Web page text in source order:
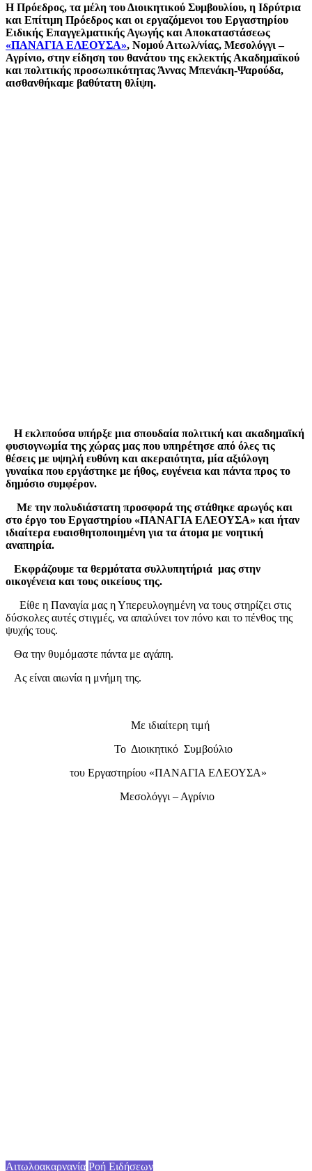
Η Πρόεδρος, τα μέλη του Διοικητικού Συμβουλίου, η Ιδρύτρια
και Επίτιμη Πρόεδρος και οι εργαζόμενοι του Εργαστηρίου
Ειδικής Επαγγελματικής Αγωγής και Αποκαταστάσεως
«ΠΑΝΑΓΙΑ ΕΛΕΟΥΣΑ», Νομού Αιτωλ/νίας, Μεσολόγγι –
Αγρίνιο, στην είδηση του θανάτου της εκλεκτής Ακαδημαϊκού
και πολιτικής προσωπικότητας Άννας Μπενάκη-Ψαρούδα,
αισθανθήκαμε βαθύτατη θλίψη.
Η εκλιπούσα υπήρξε μια σπουδαία πολιτική και ακαδημαϊκή
φυσιογνωμία της χώρας μας που υπηρέτησε από όλες τις
θέσεις με υψηλή ευθύνη και ακεραιότητα, μία αξιόλογη
γυναίκα που εργάστηκε με ήθος, ευγένεια και πάντα προς το
δημόσιο συμφέρον.
Με την πολυδιάστατη προσφορά της στάθηκε αρωγός και
στο έργο του Εργαστηρίου «ΠΑΝΑΓΙΑ ΕΛΕΟΥΣΑ» και ήταν
ιδιαίτερα ευαισθητοποιημένη για τα άτομα με νοητική
αναπηρία.
Εκφράζουμε τα θερμότατα συλλυπητήριά μας στην
οικογένεια και τους οικείους της.
Είθε η Παναγία μας η Υπερευλογημένη να τους στηρίζει στις
δύσκολες αυτές στιγμές, να απαλύνει τον πόνο και το πένθος της
ψυχής τους.
Θα την θυμόμαστε πάντα με αγάπη.
Ας είναι αιωνία η μνήμη της.
Με ιδιαίτερη τιμή
Το Διοικητικό Συμβούλιο
του Εργαστηρίου «ΠΑΝΑΓΙΑ ΕΛΕΟΥΣΑ»
Μεσολόγγι – Αγρίνιο
Αιτωλοακαρνανία Ροή Ειδήσεων